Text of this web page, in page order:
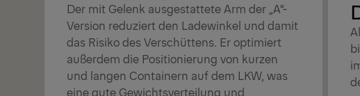
Der mit Gelenk ausgestattete Arm der „A“-
Version reduziert den Ladewinkel und damit
das Risiko des Verschüttens. Er optimiert
außerdem die Positionierung von kurzen
und langen Containern auf dem LKW, was
eine gute Gewichtsverteilung und